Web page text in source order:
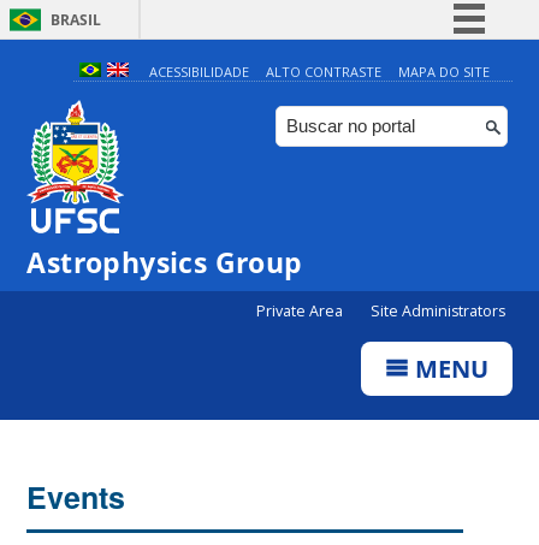
BRASIL
Simplifique!
Comunica BR
Participe
ACESSIBILIDADE ALTO CONTRASTE MAPA DO SITE
Astrophysics Group
Private Area Site Administrators
MENU
Events